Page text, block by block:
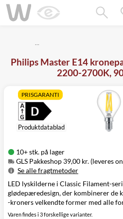
…
Philips Master E14
2200-2700K,
Produktdatablad
PRISGARANTI
10+ stk. på lager
GLS Pakkeshop 39,00 kr. (leveres
Se alle fragtmetoder
Metode
Pris
GLS Pakkeshop
39,00 kr.
GLS
Hjemmelevering
LED lyskilderne i Classic Filament-
glødepæredesign, der kombinerer de
-kroners velkendte former med alle
Varen findes i 3 forskellige varianter.
Mangler chatten?
Ret samtykke!